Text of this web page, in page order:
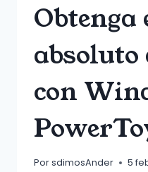
absoluto
con
PorsdimosAnder 5